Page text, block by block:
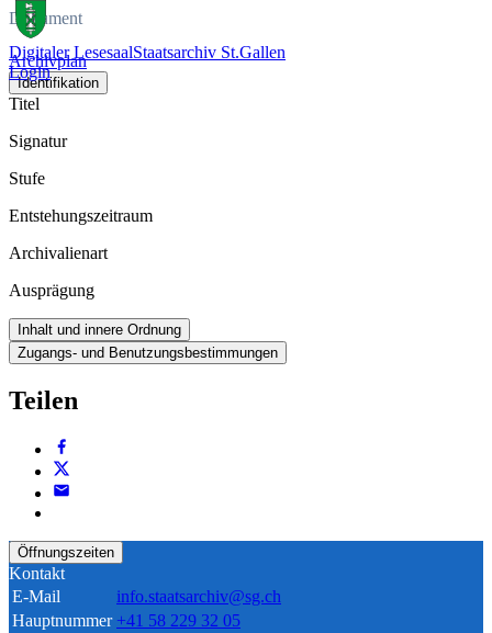
Digitaler LesesaalStaatsarchiv St.Gallen
Login
Dokument
Archivplan
Identifikation
Titel
Signatur
Stufe
Entstehungszeitraum
Archivalienart
Ausprägung
Inhalt und innere Ordnung
Zugangs- und Benutzungsbestimmungen
Teilen
Öffnungszeiten
Kontakt
E-Mail
info.staatsarchiv@sg.ch
Hauptnummer +41 58 229 32 05